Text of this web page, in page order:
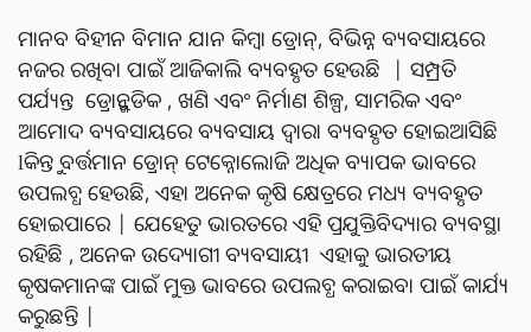
ମାନବ ବିହୀନ ବିମାନ ଯାନ କିମ୍ବା ଡ୍ରୋନ୍, ବିଭିନ୍ନ ବ୍ୟବସାୟରେ
ନଜର ରଖିବା ପାଇଁ ଆଜିକାଲି ବ୍ୟବହୃତ ହେଉଛି | ସମ୍ପ୍ରତି
ପର୍ଯ୍ୟନ୍ତ ଡ୍ରୋନ୍ଗୁଡିକ , ଖଣି ଏବଂ ନିର୍ମାଣ ଶିଳ୍ପ, ସାମରିକ ଏବଂ
ଆମୋଦ ବ୍ୟବସାୟରେ ବ୍ୟବସାୟ ଦ୍ୱାରା ବ୍ୟବହୃତ ହୋଇଆସିଛି
lକିନ୍ତୁ ବର୍ତ୍ତମାନ ଡ୍ରୋନ୍ ଟେକ୍ନୋଲୋଜି ଅଧିକ ବ୍ୟାପକ ଭାବରେ
ଉପଲବ୍ଧ ହେଉଛି, ଏହା ଅନେକ କୃଷି କ୍ଷେତ୍ରରେ ମଧ୍ୟ ବ୍ୟବହୃତ
ହୋଇପାରେ | ଯେହେତୁ ଭାରତରେ ଏହି ପ୍ରଯୁକ୍ତିବିଦ୍ୟାର ବ୍ୟବସ୍ଥା
ରହିଛି , ଅନେକ ଉଦ୍ୟୋଗୀ ବ୍ୟବସାୟୀ ଏହାକୁ ଭାରତୀୟ
କୃଷକମାନଙ୍କ ପାଇଁ ମୁକ୍ତ ଭାବରେ ଉପଲବ୍ଧ କରାଇବା ପାଇଁ କାର୍ଯ୍ୟ
କରୁଛନ୍ତି |